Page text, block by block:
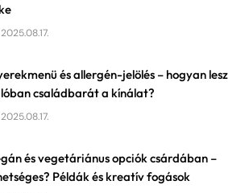
2025.08.17.
és allergén-jelölés – hogyan lesz
családbarát a kínálat?
2025.08.17.
és vegetáriánus opciók csárdában –
Példák és kreatív fogások